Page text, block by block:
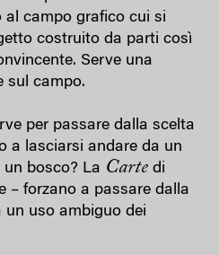
campo grafico cui si
costruito da parti così
Serve una
sul campo.
per passare dalla scelta
a lasciarsi andare da un
un bosco? La Carte di
– forzano a passare dalla
uso ambiguo dei